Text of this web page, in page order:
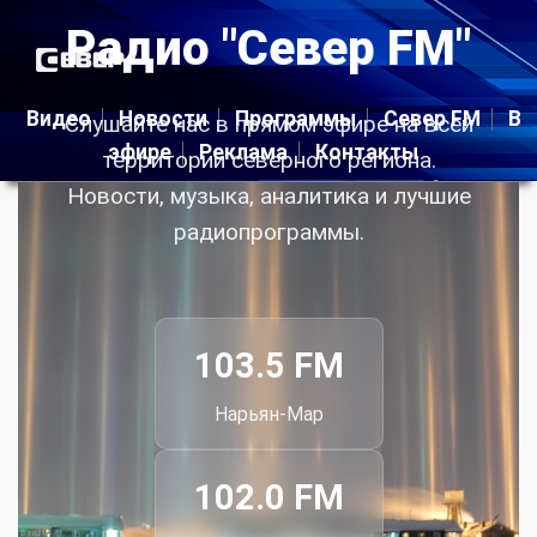
Видео Новости Программы Север FM
В
эфире
Реклама Контакты
Радио "Север FM"
Слушайте нас в прямом эфире на всей
территории северного региона.
Новости, музыка, аналитика и лучшие
радиопрограммы.
103.5 FM
Нарьян-Мар
102.0 FM